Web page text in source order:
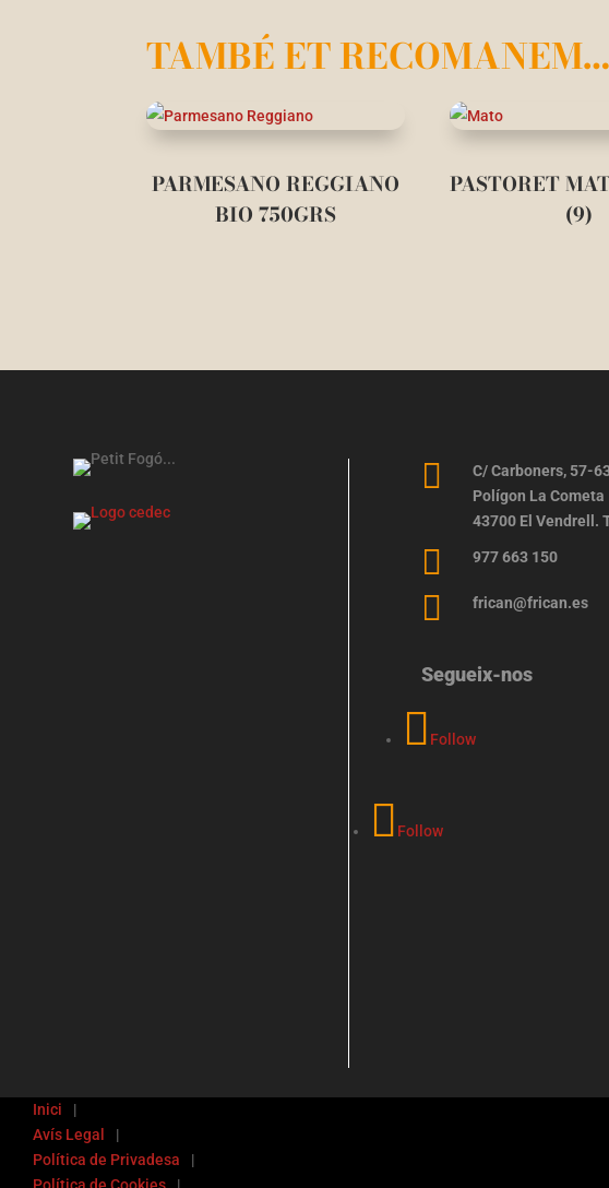
TAMBÉ ET RECOMANEM…
PARMESANO REGGIANO
BIO 750GRS
PASTORET
(9)

C/ Carboners, 57-
Polígon La Cometa
43700 El Vendrell.
 977 663 150
 frican@frican.es
Segueix-nos
Follow
Follow
Inici
Avís Legal
Política de Privadesa